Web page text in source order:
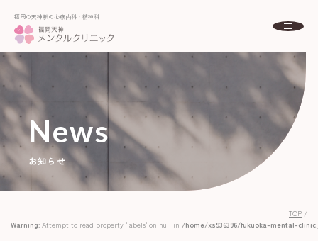
福岡の天神駅の心療内科・精神科
News
お知らせ
TOP /
Warning: Attempt to read property "labels" on null in /home/xs936396/fukuoka-mental-
福岡の天神駅の心療内科・精神科
About 福岡天神メンタルクリニックとは
初めての方へ
Menu
Doctor ドクター紹介
FAQ よくある質問